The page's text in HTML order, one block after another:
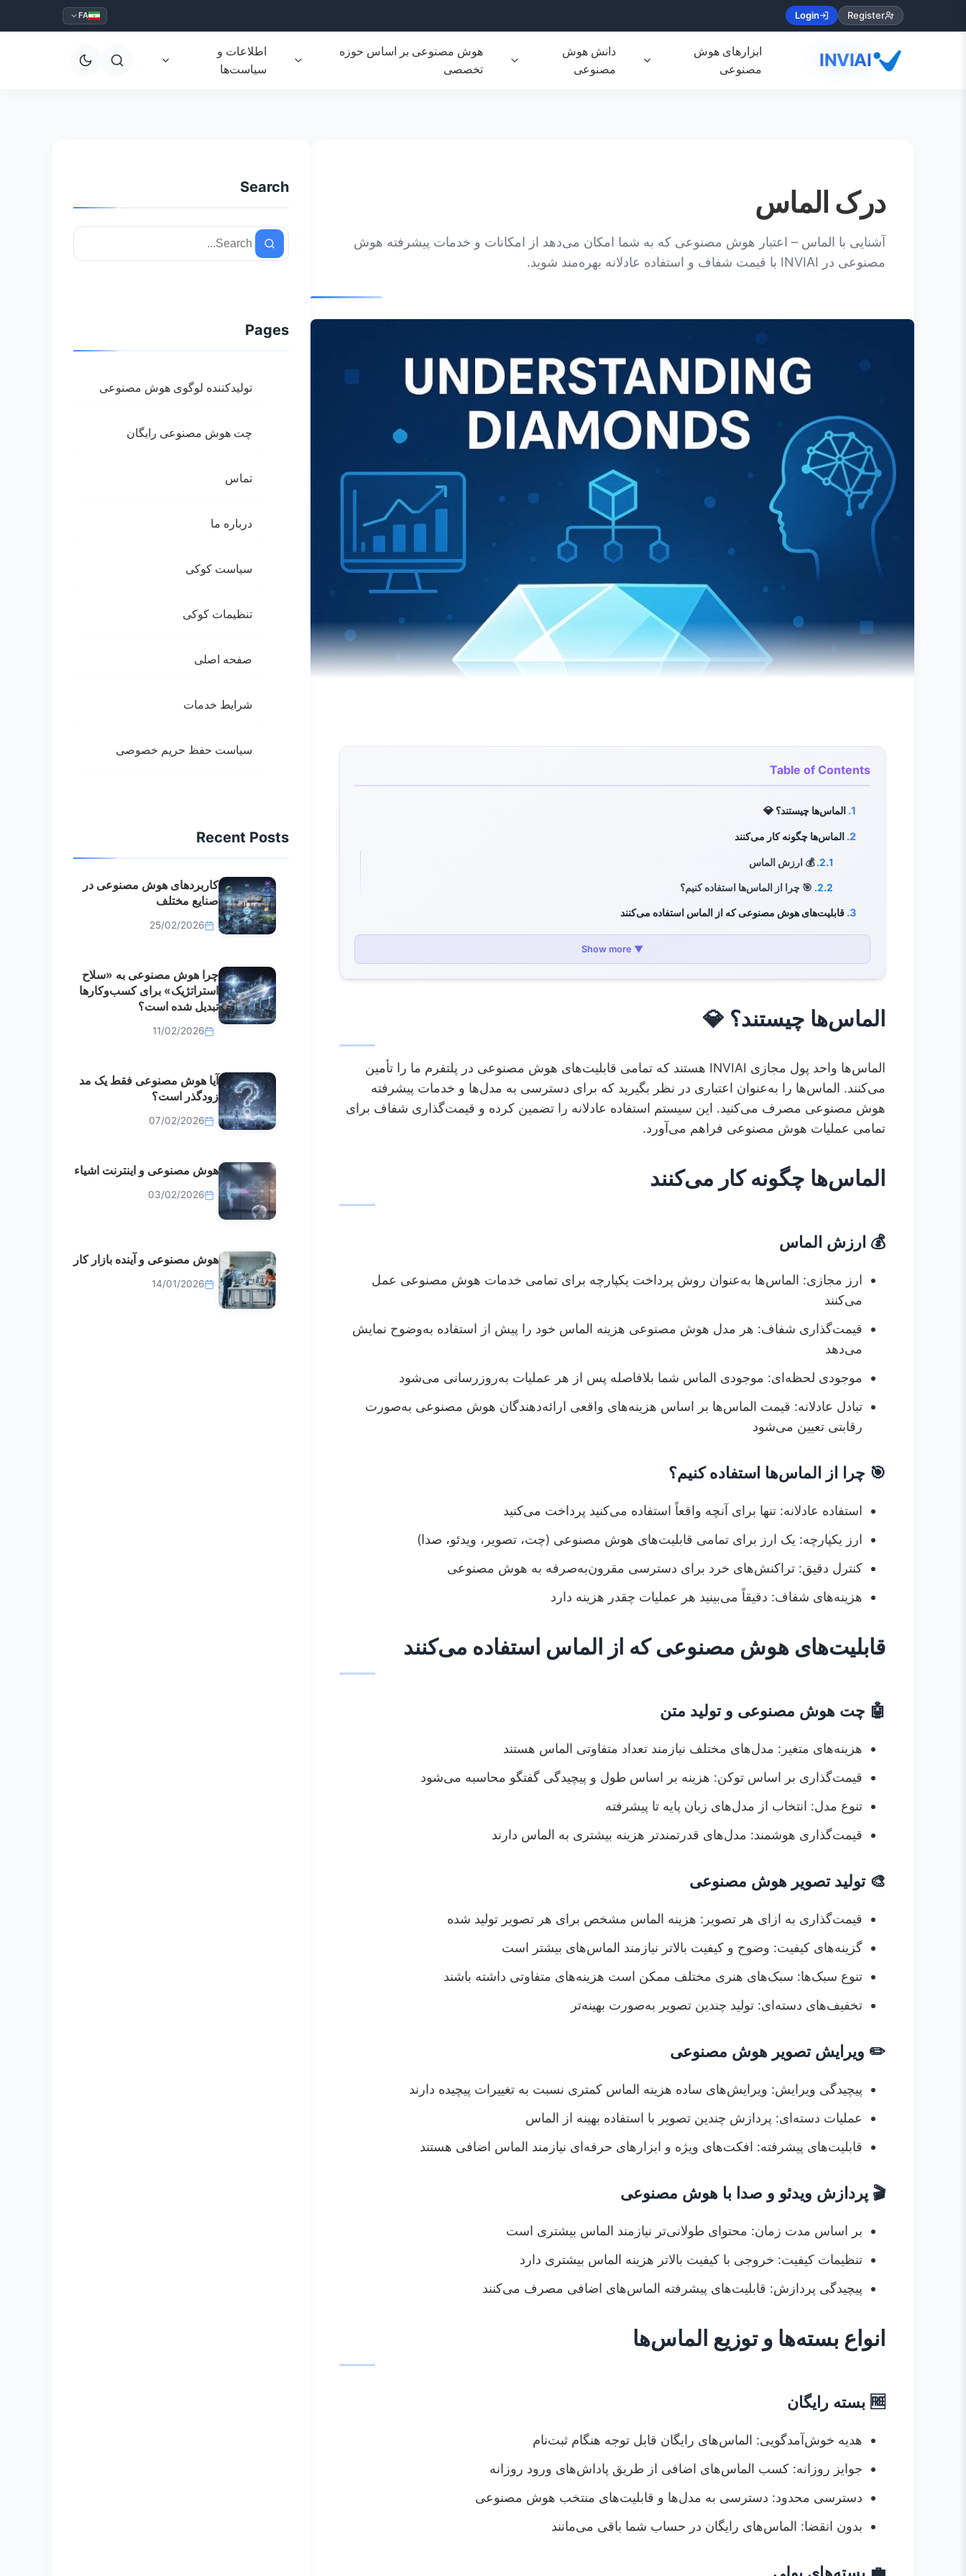
Register
Login
FA
INVIAI
ابزارهای هوش
مصنوعی
دانش هوش
مصنوعی
هوش مصنوعی بر اساس حوزه
تخصصی
اطلاعات و
سیاست‌ها
درک الماس
آشنایی با الماس – اعتبار هوش مصنوعی که به شما امکان می‌دهد از امکانات و خدمات پیشرفته هوش
مصنوعی در INVIAI با قیمت شفاف و استفاده عادلانه بهره‌مند شوید.
Table of Contents
1. الماس‌ها چیستند؟ 💎
2. الماس‌ها چگونه کار می‌کنند
2.1. 💰 ارزش الماس
2.2. 🎯 چرا از الماس‌ها استفاده کنیم؟
3. قابلیت‌های هوش مصنوعی که از الماس استفاده می‌کنند
3.1. 🤖 چت هوش مصنوعی و تولید متن
3.2. 🎨 تولید تصویر هوش مصنوعی
3.4. 🎬 پردازش ویدئو و صدا با هوش مصنوعی
4.1. 🆓 بسته رایگان
4.2. 💼 بسته‌های پولی
5. مدیریت الماس‌ها
🔄 قابلیت‌های هوشمند
5.3. 📈 جوایز الماس
6.1. 🔒 امنیت حساب
راهبردهای بهینه‌سازی
9.1. 📞 دریافت کمک
▼ Show more
الماس‌ها چیستند؟ 💎
الماس‌ها واحد پول مجازی INVIAI هستند که تمامی قابلیت‌های هوش مصنوعی در پلتفرم ما را تأمین
می‌کنند. الماس‌ها را به‌عنوان اعتباری در نظر بگیرید که برای دسترسی به مدل‌ها و خدمات پیشرفته
هوش مصنوعی مصرف می‌کنید. این سیستم استفاده عادلانه را تضمین کرده و قیمت‌گذاری شفاف برای
تمامی عملیات هوش مصنوعی فراهم می‌آورد.
الماس‌ها چگونه کار می‌کنند
💰 ارزش الماس
ارز مجازی: الماس‌ها به‌عنوان روش پرداخت یکپارچه برای تمامی خدمات هوش مصنوعی عمل
می‌کنند
قیمت‌گذاری شفاف: هر مدل هوش مصنوعی هزینه الماس خود را پیش از استفاده به‌وضوح نمایش
می‌دهد
موجودی لحظه‌ای: موجودی الماس شما بلافاصله پس از هر عملیات به‌روزرسانی می‌شود
تبادل عادلانه: قیمت الماس‌ها بر اساس هزینه‌های واقعی ارائه‌دهندگان هوش مصنوعی به‌صورت
رقابتی تعیین می‌شود
🎯 چرا از الماس‌ها استفاده کنیم؟
استفاده عادلانه: تنها برای آنچه واقعاً استفاده می‌کنید پرداخت می‌کنید
ارز یکپارچه: یک ارز برای تمامی قابلیت‌های هوش مصنوعی (چت، تصویر، ویدئو، صدا)
کنترل دقیق: تراکنش‌های خرد برای دسترسی مقرون‌به‌صرفه به هوش مصنوعی
هزینه‌های شفاف: دقیقاً می‌بینید هر عملیات چقدر هزینه دارد
قابلیت‌های هوش مصنوعی که از الماس استفاده می‌کنند
🤖 چت هوش مصنوعی و تولید متن
هزینه‌های متغیر: مدل‌های مختلف نیازمند تعداد متفاوتی الماس هستند
قیمت‌گذاری بر اساس توکن: هزینه بر اساس طول و پیچیدگی گفتگو محاسبه می‌شود
تنوع مدل: انتخاب از مدل‌های زبان پایه تا پیشرفته
قیمت‌گذاری هوشمند: مدل‌های قدرتمندتر هزینه بیشتری به الماس دارند
🎨 تولید تصویر هوش مصنوعی
قیمت‌گذاری به ازای هر تصویر: هزینه الماس مشخص برای هر تصویر تولید شده
گزینه‌های کیفیت: وضوح و کیفیت بالاتر نیازمند الماس‌های بیشتر است
تنوع سبک‌ها: سبک‌های هنری مختلف ممکن است هزینه‌های متفاوتی داشته باشند
تخفیف‌های دسته‌ای: تولید چندین تصویر به‌صورت بهینه‌تر
✏️ ویرایش تصویر هوش مصنوعی
پیچیدگی ویرایش: ویرایش‌های ساده هزینه الماس کمتری نسبت به تغییرات پیچیده دارند
عملیات دسته‌ای: پردازش چندین تصویر با استفاده بهینه از الماس
قابلیت‌های پیشرفته: افکت‌های ویژه و ابزارهای حرفه‌ای نیازمند الماس اضافی هستند
🎬 پردازش ویدئو و صدا با هوش مصنوعی
بر اساس مدت زمان: محتوای طولانی‌تر نیازمند الماس بیشتری است
تنظیمات کیفیت: خروجی با کیفیت بالاتر هزینه الماس بیشتری دارد
پیچیدگی پردازش: قابلیت‌های پیشرفته الماس‌های اضافی مصرف می‌کنند
انواع بسته‌ها و توزیع الماس‌ها
🆓 بسته رایگان
هدیه خوش‌آمدگویی: الماس‌های رایگان قابل توجه هنگام ثبت‌نام
جوایز روزانه: کسب الماس‌های اضافی از طریق پاداش‌های ورود روزانه
دسترسی محدود: دسترسی به مدل‌ها و قابلیت‌های منتخب هوش مصنوعی
بدون انقضا: الماس‌های رایگان در حساب شما باقی می‌مانند
💼 بسته‌های پولی
Search
Pages
تولیدکننده لوگوی هوش مصنوعی
چت هوش مصنوعی رایگان
تماس
درباره ما
سیاست کوکی
تنظیمات کوکی
صفحه اصلی
شرایط خدمات
سیاست حفظ حریم خصوصی
Recent Posts
کاربردهای هوش مصنوعی در
صنایع مختلف
25/02/2026
چرا هوش مصنوعی به «سلاح
استراتژیک» برای کسب‌وکارها
تبدیل شده است؟
11/02/2026
آیا هوش مصنوعی فقط یک مد
زودگذر است؟
07/02/2026
هوش مصنوعی و اینترنت اشیاء
03/02/2026
هوش مصنوعی و آینده بازار کار
14/01/2026